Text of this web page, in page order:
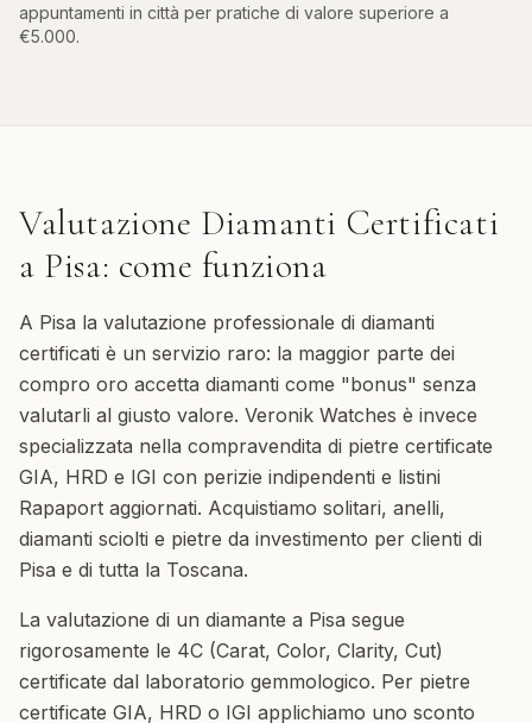
appuntamenti in città per pratiche di valore superiore a
€5.000.
Valutazione Diamanti Certificati
a Pisa: come funziona
A Pisa la valutazione professionale di diamanti
certificati è un servizio raro: la maggior parte dei
compro oro accetta diamanti come "bonus" senza
valutarli al giusto valore. Veronik Watches è invece
specializzata nella compravendita di pietre certificate
GIA, HRD e IGI con perizie indipendenti e listini
Rapaport aggiornati. Acquistiamo solitari, anelli,
diamanti sciolti e pietre da investimento per clienti di
Pisa e di tutta la Toscana.
La valutazione di un diamante a Pisa segue
rigorosamente le 4C (Carat, Color, Clarity, Cut)
certificate dal laboratorio gemmologico. Per pietre
certificate GIA, HRD o IGI applichiamo uno sconto